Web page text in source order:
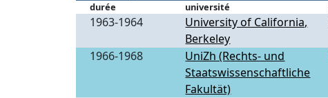
durée université
1963-1964
University of California,
Berkeley
1966-1968
UniZh (Rechts- und
Staatswissenschaftliche
Fakultät)